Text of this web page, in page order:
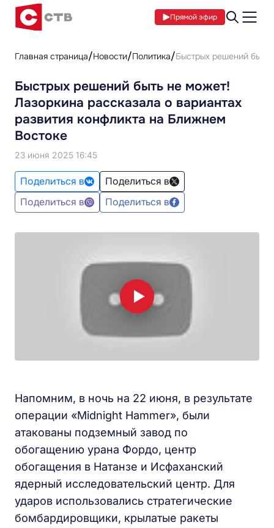
Прямой эфир
Главная страница Новости Политика Быстрых решений быть
Быстрых решений быть не может!
Лазоркина рассказала о вариантах
развития конфликта на Ближнем
Востоке
23 июня 2025 16:45
Поделиться в
Поделиться в
Поделиться в
Поделиться в
Напомним, в ночь на 22 июня, в результате
операции «Midnight Hammer», были
атакованы подземный завод по
обогащению урана Фордо, центр
обогащения в Натанзе и Исфаханский
ядерный исследовательский центр. Для
ударов использовались стратегические
бомбардировщики, крылатые ракеты